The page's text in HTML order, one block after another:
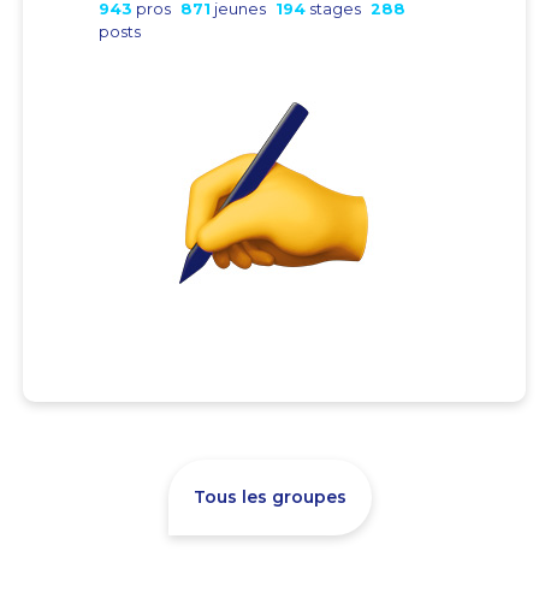
943 pros 871 jeunes 194 stages 288
posts
Tous les groupes